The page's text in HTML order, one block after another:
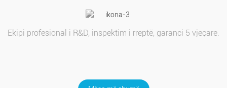
Ekipi profesional i R&D, inspektim i rreptë, garanci 5 vjeçare.